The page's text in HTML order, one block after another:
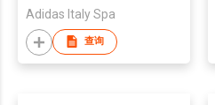
Adidas Italy Spa
查询